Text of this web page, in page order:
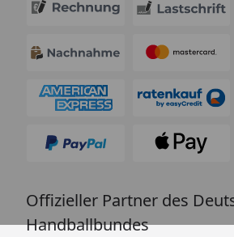
Offizieller Partner des
Handballbundes